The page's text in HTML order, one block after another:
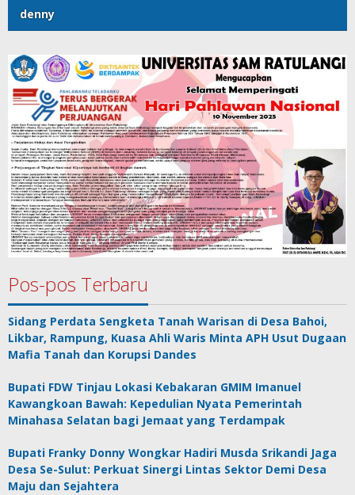
denny
Pos-pos Terbaru
Sidang Perdata Sengketa Tanah Warisan di Desa Bahoi,
Likbar, Rampung, Kuasa Ahli Waris Minta APH Usut Dugaan
Mafia Tanah dan Korupsi Dandes
Bupati FDW Tinjau Lokasi Kebakaran GMIM Imanuel
Kawangkoan Bawah: Kepedulian Nyata Pemerintah
Minahasa Selatan bagi Jemaat yang Terdampak
Bupati Franky Donny Wongkar Hadiri Musda Srikandi Jaga
Desa Se-Sulut: Perkuat Sinergi Lintas Sektor Demi Desa
Maju dan Sejahtera